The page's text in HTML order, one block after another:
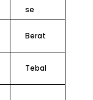
se
Berat
Tebal